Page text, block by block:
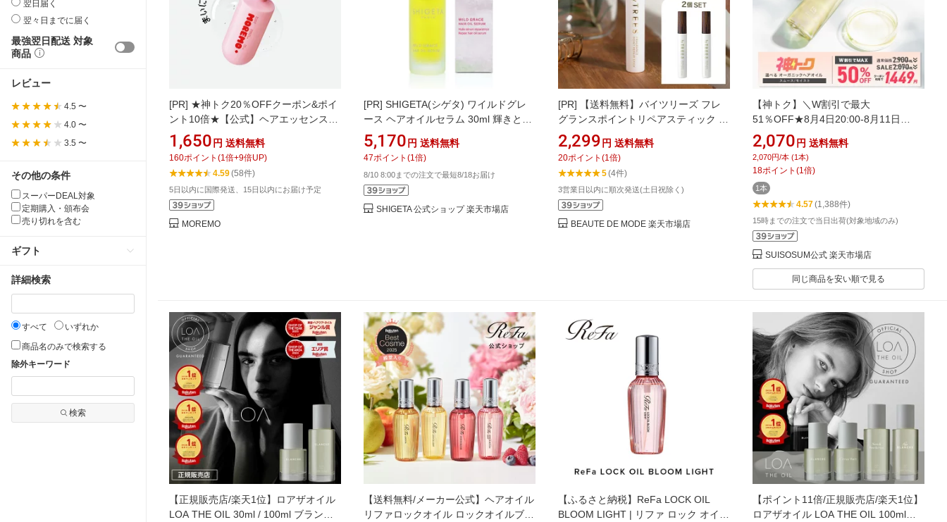
翌日届く
翌々日までに届く
最強翌日配送 対象
商品
レビュー
4.5 〜
4.0 〜
3.5 〜
その他の条件
スーパーDEAL対象
定期購入・頒布会
売り切れを含む
ギフト
詳細検索
すべて
いずれか
商品名のみで検索する
除外キーワード
検索
[PR] ★神トク20％OFFクーポン&ポイ
ント10倍★【公式】ヘアエッセンスデ
ィライトフルオイル, 70ml / ヘアオイ
ル ダメージケア ヘアケア ヘアエッセ
ンス べたつかないオイル ヘアバーム
洗い流さない モレモ moremo
1,650円 送料無料
160ポイント (1 倍+9倍UP)
4.59(58件)
5日以内に国際発送、15日以内にお届け予定
MOREMO
[PR] SHIGETA(シゲタ) ワイルドグレ
ース ヘアオイルセラム 30ml 輝きとう
るおいで満たす、べたつきのない軽や
かなヘアオイル。乾燥 による広がりを
抑え、指通りの良い髪へ ペキオイル
アルガンオイル セラミドなどの保湿成
分 配合 ダメージヘア パサつき ヘアケ
ア 天然由来100％
5,170円 送料無料
47ポイント (1 倍)
8/10 8:00までの注文で最短8/18お届け
SHIGETA 公式ショップ 楽天市場店
[PR]
【送料無料】バイツリーズ フレ
グランスポイントリペアスティック 2
個セット ヘアスティック アホ毛 マス
カラ ヘア ブラシ ポイント フレグラン
スポイントリペアスティック
byTREES ひと塗り キープ 髪 前髪 切
れ毛 密着 パサつき 予防 うるおい成分
配合
2,299円 送料無料
20ポイント (1 倍)
5(4件)
3営業日以内に順次発送(土日祝除く)
BEAUTE DE MODE 楽天市場店
【神トク】＼W割引で最大
51％OFF★8月4日20:00-8月11日
01:59／ ヘアオイル 洗い流さない オー
ガニック 成分配合 アウトバス トリー
トメント スタイリング 80ml 金木犀 キ
ンモクセイ 香り ダメージケア 美容成
分 ビタミンC誘導体
2,070円 送料無料
2,070円/本 (1本)
18ポイント (1 倍)
1本
4.57(1,388件)
15時までの注文で当日出荷(対象地域のみ)
SUISOSUM公式 楽天市場店
同じ商品を安い順で見る
【正規販売店/楽天1位】ロアザオイル
LOA THE OIL 30ml / 100ml ブランシ
【送料無料/メーカー公式】ヘアオイル
リファロックオイル ロックオイルブル
【ふるさと納税】ReFa LOCK OIL
BLOOM LIGHT | リファ ロック オイル
【ポイント11倍/正規販売店/楽天1位】
ロアザオイル LOA THE OIL 100ml